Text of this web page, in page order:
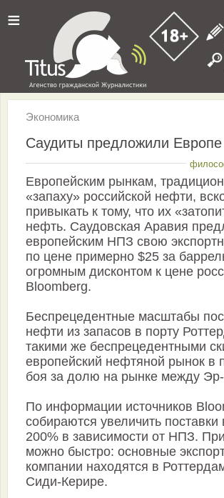
≡
Экономика
Саудиты предложили
Европейским рынкам,
«запаху» российской нефти,
привыкать к тому, что их
нефть. Саудовская Аравия
европейским НПЗ свою
по цене примерно $25 за
огромным дисконтом к цене
Bloomberg.
Беспрецедентные масштабы
нефти из запасов в порту
такими же беспрецедентными
европейский нефтяной рынок в
боя за долю на рынке между
По информации источников
собираются увеличить
200% в зависимости от НПЗ.
можно быстро: основные
компании находятся в
Сиди-Керире.